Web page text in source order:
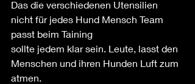
Das die verschiedenen Utensilien
nicht für jedes Hund Mensch Team
passt beim Taining
sollte jedem klar sein. Leute, lasst den
Menschen und ihren Hunden Luft zum
atmen.